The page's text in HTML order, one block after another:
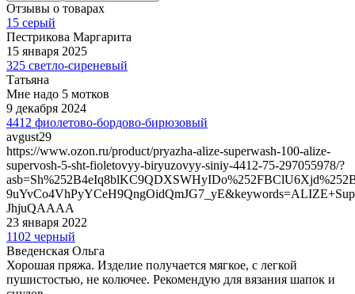
Отзывы о товарах
15 серый
Пестрикова Маргарита
15 января 2025
325 светло-сиреневый
Татьяна
Мне надо 5 мотков
9 декабря 2024
4412 фиолетово-бордово-бирюзовый
avgust29
https://www.ozon.ru/product/pryazha-alize-superwash-100-alize-
supervosh-5-sht-fioletovyy-biryuzovyy-siniy-4412-75-297055978/?
JhjuQAAAA
23 января 2022
1102 черный
Введенская Ольга
Хорошая пряжа. Изделие получается мягкое, с легкой
пушистостью, не колючее. Рекомендую для вязания шапок и